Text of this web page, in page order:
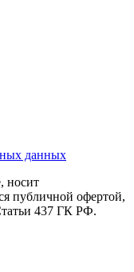
данных
носит
публичной офертой,
437 ГК РФ.